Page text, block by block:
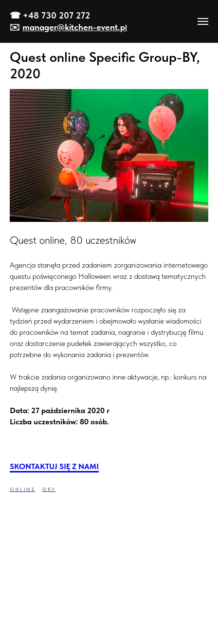
☎ +48 730 207 272
✉️ manager@kitchen-event.pl
Quest online Specific Group-BY,
2020
Quest online, 80 uczestników
Agencja stanęła przed zadaniem zorganizowania internetowego
questu poświęconego Halloween wraz z dostawą tematycznych
prezentów dla pracowników firmy.
Wstępne zaangażowanie pracowników rozpoczęło się za
tydzień przed wydarzeniem i obejmowało wysłanie wiadomości
do pracowników na temat zadania, nagranie i dystrybucję filmu
oraz dostarczenie pudełek zawierających wszystko, co
potrzebne do wykonania zadania i prezentów.
W trakcie zadania organizowano inne aktywacje, np.: konkurs na
najlepszą dynię.
Data: 27 października 2020 r
Liczba uczestników: 80 osób.
SKONTAKTUJ SIĘ Z NAMI
ONLINE GRY